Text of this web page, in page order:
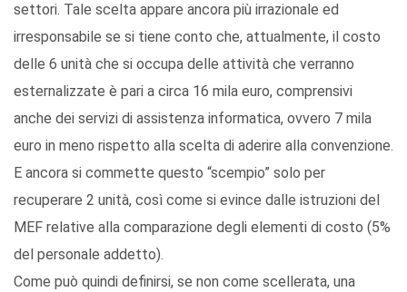
settori. Tale scelta appare ancora più irrazionale ed
irresponsabile se si tiene conto che, attualmente, il costo
delle 6 unità che si occupa delle attività che verranno
esternalizzate è pari a circa 16 mila euro, comprensivi
anche dei servizi di assistenza informatica, ovvero 7 mila
euro in meno rispetto alla scelta di aderire alla convenzione.
E ancora si commette questo “scempio” solo per
recuperare 2 unità, così come si evince dalle istruzioni del
MEF relative alla comparazione degli elementi di costo (5%
del personale addetto).
Come può quindi definirsi, se non come scellerata, una